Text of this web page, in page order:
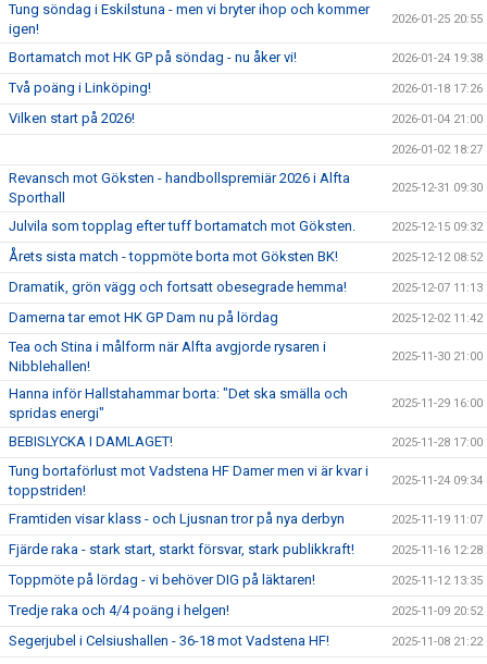
Tung söndag i Eskilstuna - men vi bryter ihop och kommer
igen!
2026-01-25 20:55
Bortamatch mot HK GP på söndag - nu åker vi! 2026-01-24 19:38
Två poäng i Linköping! 2026-01-18 17:26
Vilken start på 2026! 2026-01-04 21:00
2026-01-02 18:27
Revansch mot Göksten - handbollspremiär 2026 i Alfta
Sporthall
2025-12-31 09:30
Julvila som topplag efter tuff bortamatch mot Göksten. 2025-12-15 09:32
Årets sista match - toppmöte borta mot Göksten BK! 2025-12-12 08:52
Dramatik, grön vägg och fortsatt obesegrade hemma! 2025-12-07 11:13
Damerna tar emot HK GP Dam nu på lördag 2025-12-02 11:42
Tea och Stina i målform när Alfta avgjorde rysaren i
Nibblehallen!
2025-11-30 21:00
Hanna inför Hallstahammar borta: "Det ska smälla och
spridas energi"
2025-11-29 16:00
BEBISLYCKA I DAMLAGET! 2025-11-28 17:00
Tung bortaförlust mot Vadstena HF Damer men vi är kvar i
toppstriden!
2025-11-24 09:34
Framtiden visar klass - och Ljusnan tror på nya derbyn 2025-11-19 11:07
Fjärde raka - stark start, starkt försvar, stark publikkraft! 2025-11-16 12:28
Toppmöte på lördag - vi behöver DIG på läktaren! 2025-11-12 13:35
Tredje raka och 4/4 poäng i helgen! 2025-11-09 20:52
Segerjubel i Celsiushallen - 36-18 mot Vadstena HF! 2025-11-08 21:22